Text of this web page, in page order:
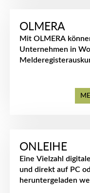
OLMERA
Mit OLMERA
Unternehmen in
ONLEIHE
Eine Vielzahl
und direkt auf PC
heruntergeladen